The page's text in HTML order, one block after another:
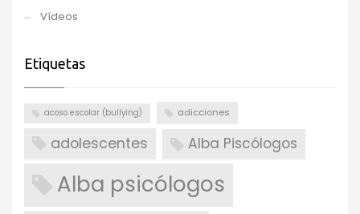
Vídeos
Etiquetas
acoso escolar (bullying) adicciones
adolescentes Alba Piscólogos
Alba psicólogos